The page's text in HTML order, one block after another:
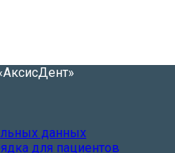
данных
для пациентов